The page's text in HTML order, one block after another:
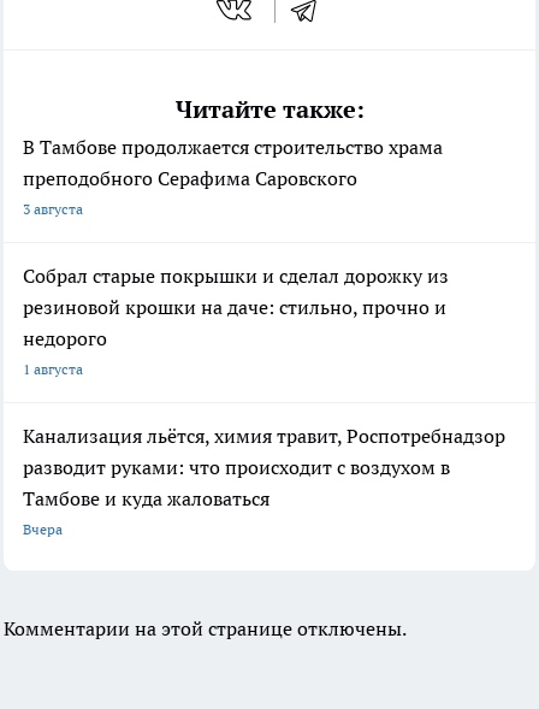
Читайте также:
В Тамбове продолжается строительство храма
преподобного Серафима Саровского
3 августа
Собрал старые покрышки и сделал дорожку из
резиновой крошки на даче: стильно, прочно и
недорого
1 августа
Канализация льётся, химия травит, Роспотребнадзор
разводит руками: что происходит с воздухом в
Тамбове и куда жаловаться
Вчера
Комментарии на этой странице отключены.